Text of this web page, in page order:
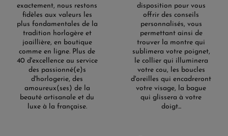
exactement, nous restons
fidèles aux valeurs les
plus fondamentales de la
tradition horlogère et
joaillière, en boutique
comme en ligne. Plus de
40 d'excellence au service
des passionné(e)s
d'horlogerie, des
amoureux(ses) de la
beauté artisanale et du
luxe à la française.
disposition pour vous
offrir des conseils
personnalisés, vous
permettant ainsi de
trouver la montre qui
sublimera votre poignet,
le collier qui illuminera
votre cou, les boucles
d'oreilles qui encadreront
votre visage, la bague
qui glissera à votre
doigt...